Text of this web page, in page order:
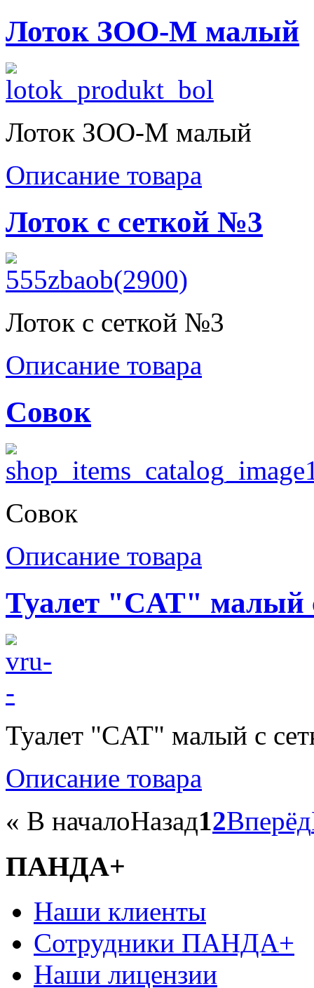
Лоток ЗОО-М малый
Лоток ЗОО-М малый
Описание товара
Лоток с сеткой №3
Лоток с сеткой №3
Описание товара
Совок
Совок
Описание товара
Туалет "CAT" малый
Туалет "CAT" малый с
Описание товара
« В началоНазад12Вперёд
ПАНДА+
Наши клиенты
Сотрудники ПАНДА+
Наши лицензии